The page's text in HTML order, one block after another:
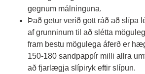
gegnum málninguna.
Það getur verið gott ráð að slípa
af grunninum til að slétta
fram bestu mögulega áferð er
150-180 sandpappír milli allra
að fjarlægja slípiryk eftir slípun.